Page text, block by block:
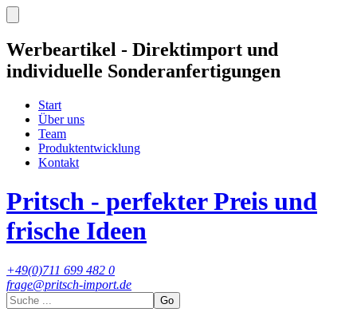
Werbeartikel - Direktimport und
individuelle Sonderanfertigungen
Start
Über uns
Team
Produktentwicklung
Kontakt
Pritsch - perfekter Preis und
frische Ideen
+49(0)711 699 482 0
frage@pritsch-import.de
Go